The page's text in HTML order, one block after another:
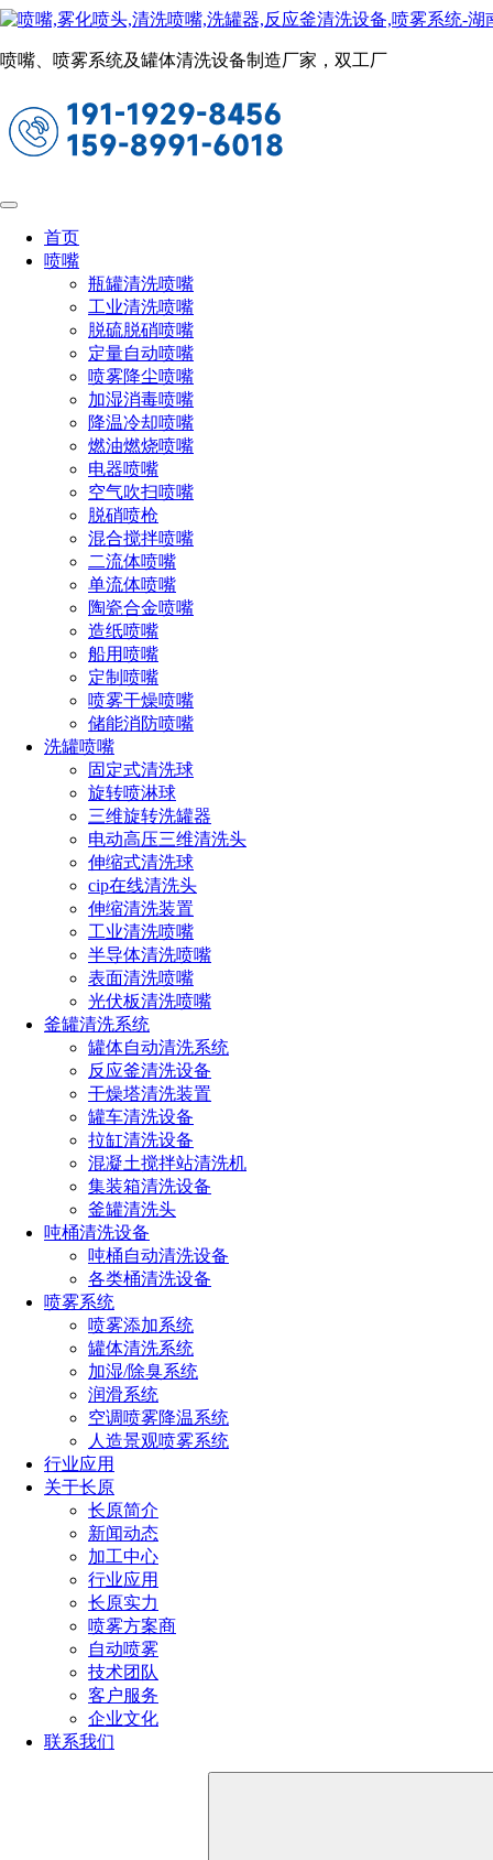
喷嘴、喷雾系统及罐体清洗设备制造厂家，双工厂
首页
喷嘴
瓶罐清洗喷嘴
工业清洗喷嘴
脱硫脱硝喷嘴
定量自动喷嘴
喷雾降尘喷嘴
加湿消毒喷嘴
降温冷却喷嘴
燃油燃烧喷嘴
电器喷嘴
空气吹扫喷嘴
脱硝喷枪
混合搅拌喷嘴
二流体喷嘴
单流体喷嘴
陶瓷合金喷嘴
造纸喷嘴
船用喷嘴
定制喷嘴
喷雾干燥喷嘴
储能消防喷嘴
洗罐喷嘴
固定式清洗球
旋转喷淋球
三维旋转洗罐器
电动高压三维清洗头
伸缩式清洗球
cip在线清洗头
伸缩清洗装置
工业清洗喷嘴
半导体清洗喷嘴
表面清洗喷嘴
光伏板清洗喷嘴
釜罐清洗系统
罐体自动清洗系统
反应釜清洗设备
干燥塔清洗装置
罐车清洗设备
拉缸清洗设备
混凝土搅拌站清洗机
集装箱清洗设备
釜罐清洗头
吨桶清洗设备
吨桶自动清洗设备
各类桶清洗设备
喷雾系统
喷雾添加系统
罐体清洗系统
加湿/除臭系统
润滑系统
空调喷雾降温系统
人造景观喷雾系统
行业应用
关于长原
长原简介
新闻动态
加工中心
行业应用
长原实力
喷雾方案商
自动喷雾
技术团队
客户服务
企业文化
联系我们
船用喷嘴
设计特点：
2、空气消耗量少，水量分布均匀
3、平均粒子半径小，粒子半径差异小
4、因气水混合结构优化，所有部分损耗较小，使用寿命长
性能差数
常见应用
脱硝喷枪多用于水泥厂、电厂、钢厂、垃圾焚烧厂中的链条
炉、煤粉炉、炉内SNCR脱硝工作，使NOx排放达到国家新标
准的要求。主要是压缩空气与氨水雾化，形成细小的雾化颗
粒，再与烟气混合发生化学反应，从而净化烟气中的有害气
体，达到国家烟气排放的标准
产品推荐
瓶罐清洗喷嘴
工业清洗喷嘴
脱硫脱硝喷嘴